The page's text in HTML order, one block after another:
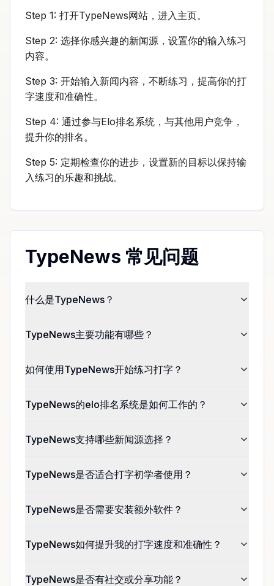
Step 1: 打开TypeNews网站，进入主页。
Step 2: 选择你感兴趣的新闻源，设置你的输入练习
内容。
Step 3: 开始输入新闻内容，不断练习，提高你的打
字速度和准确性。
Step 4: 通过参与Elo排名系统，与其他用户竞争，
提升你的排名。
Step 5: 定期检查你的进步，设置新的目标以保持输
入练习的乐趣和挑战。
TypeNews 常见问题
什么是TypeNews？
TypeNews主要功能有哪些？
如何使用TypeNews开始练习打字？
TypeNews的elo排名系统是如何工作的？
TypeNews支持哪些新闻源选择？
TypeNews是否适合打字初学者使用？
TypeNews是否需要安装额外软件？
TypeNews如何提升我的打字速度和准确性？
TypeNews是否有社交或分享功能？